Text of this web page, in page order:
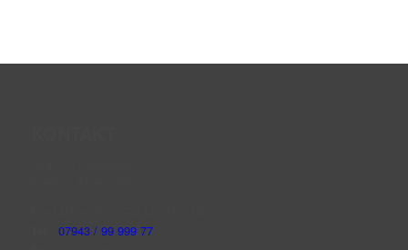
07943 / 99 999 77